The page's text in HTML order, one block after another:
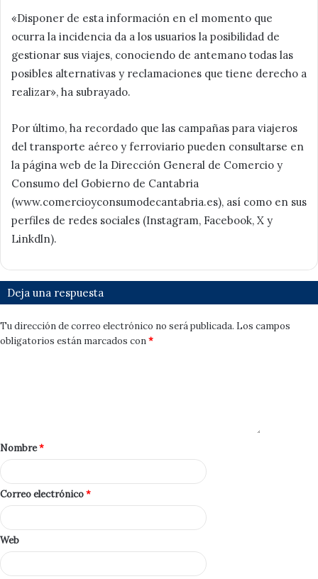
«Disponer de esta información en el momento que
ocurra la incidencia da a los usuarios la posibilidad de
gestionar sus viajes, conociendo de antemano todas las
posibles alternativas y reclamaciones que tiene derecho a
realizar», ha subrayado.
Por último, ha recordado que las campañas para viajeros
del transporte aéreo y ferroviario pueden consultarse en
la página web de la Dirección General de Comercio y
Consumo del Gobierno de Cantabria
(www.comercioyconsumodecantabria.es), así como en sus
perfiles de redes sociales (Instagram, Facebook, X y
Linkdln).
Deja una respuesta
Tu dirección de correo electrónico no será publicada. Los campos
obligatorios están marcados con*
Nombre*
Correo electrónico*
Web